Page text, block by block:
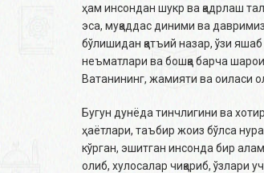
ҳам инсондан шукр ва қадрлаш
эса, муқаддас диними ва
бўлишидан қатъий назар, ўзи
неъматлари ва бошқа барча
Ватанининг, жамияти ва оиласи
Бугун дунёда тинчлигини ва
ҳаётлари, таъбир жоиз бўлса
кўрган, эшитган инсонда бир
олиб, хулосалар чиқариб, ўзлари